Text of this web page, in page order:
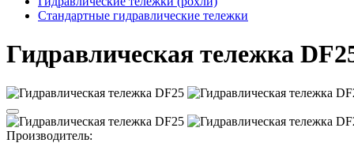
Стандартные гидравлические тележки
Гидравлическая тележка
Производитель: